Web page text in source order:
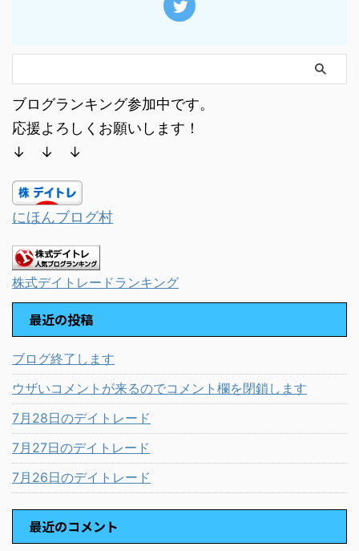
ブログランキング参加中です。
応援よろしくお願いします！
↓ ↓ ↓
にほんブログ村
株式デイトレードランキング
最近の投稿
ブログ終了します
ウザいコメントが来るのでコメント欄を閉鎖します
7月28日のデイトレード
7月27日のデイトレード
7月26日のデイトレード
最近のコメント